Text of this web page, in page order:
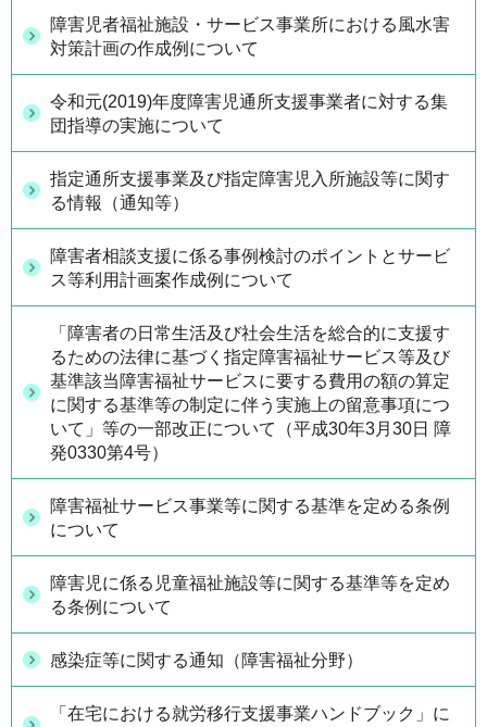
障害児者福祉施設・サービス事業所における風水害
対策計画の作成例について
令和元(2019)年度障害児通所支援事業者に対する集
団指導の実施について
指定通所支援事業及び指定障害児入所施設等に関す
る情報（通知等）
障害者相談支援に係る事例検討のポイントとサービ
ス等利用計画案作成例について
「障害者の日常生活及び社会生活を総合的に支援す
るための法律に基づく指定障害福祉サービス等及び
基準該当障害福祉サービスに要する費用の額の算定
に関する基準等の制定に伴う実施上の留意事項につ
いて」等の一部改正について（平成30年3月30日 障
発0330第4号）
障害福祉サービス事業等に関する基準を定める条例
について
障害児に係る児童福祉施設等に関する基準等を定め
る条例について
感染症等に関する通知（障害福祉分野）
「在宅における就労移行支援事業ハンドブック」に